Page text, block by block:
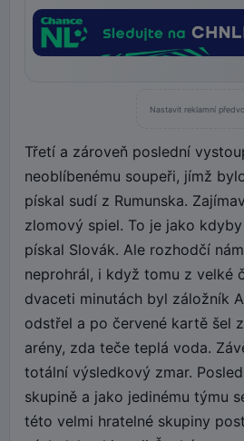
Nastavit reklamní
Třetí a zároveň poslední
neoblíbenému soupeři, jímž
pískal sudí z Rumunska.
zlomový spiel. To je jako
pískal Slovák. Ale rozhodčí
neprohrál, i když tomu z velké
dvaceti minutách byl záložník
odstřel a po červené kartě šel
arény, zda teče teplá voda.
totální výsledkový zmar.
skupině a jako jedinému týmu
této velmi hratelné skupiny